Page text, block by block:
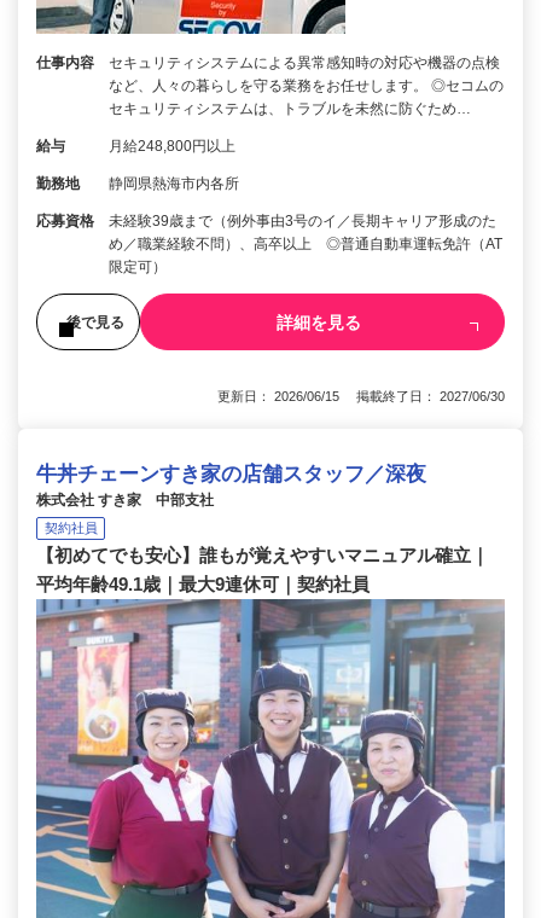
仕事内容
セキュリティシステムによる異常感知時の対応や機器の点検
など、人々の暮らしを守る業務をお任せします。 ◎セコムの
セキュリティシステムは、トラブルを未然に防ぐため…
給与 月給248,800円以上
勤務地 静岡県熱海市内各所
応募資格
未経験39歳まで（例外事由3号のイ／長期キャリア形成のた
め／職業経験不問）、高卒以上 ◎普通自動車運転免許（AT
限定可）
後で見る 詳細を見る
更新日： 2026/06/15 掲載終了日： 2027/06/30
牛丼チェーンすき家の店舗スタッフ／深夜
株式会社 すき家 中部支社
契約社員
【初めてでも安心】誰もが覚えやすいマニュアル確立｜
平均年齢49.1歳｜最大9連休可｜契約社員